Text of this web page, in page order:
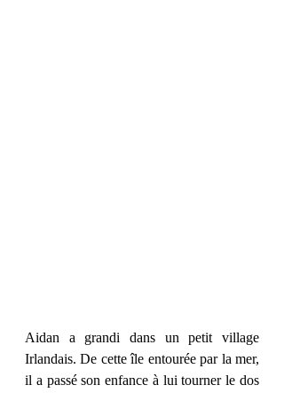
Aidan a grandi dans un petit village
Irlandais. De cette île entourée par la mer,
il a passé son enfance à lui tourner le dos